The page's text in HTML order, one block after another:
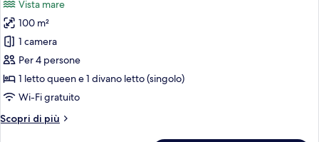
foto
per
Exclusive
Seafront
One-
Bedroom
Individual
Vista mare
100 m²
1 camera
Per 4 persone
1 letto queen e 1 divano letto (singolo)
Wi-Fi gratuito
Scopri di più
Altri